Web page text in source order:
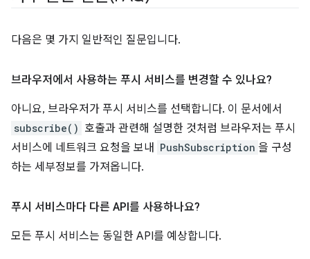
다음은 몇 가지 일반적인 질문입니다.
브라우저에서 사용하는 푸시 서비스를 변경할 수 있나요?
아니요, 브라우저가 푸시 서비스를 선택합니다. 이 문서에서
subscribe() 호출과 관련해 설명한 것처럼 브라우저는 푸시
서비스에 네트워크 요청을 보내
PushSubscription 을 구성
하는 세부정보를 가져옵니다.
푸시 서비스마다 다른 API를 사용하나요?
모든 푸시 서비스는 동일한 API를 예상합니다.